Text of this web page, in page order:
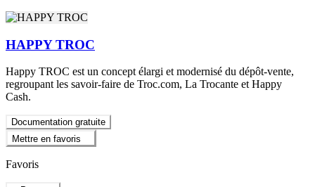
HAPPY TROC
Happy TROC est un concept élargi et modernisé du dépôt-vente,
regroupant les savoir-faire de Troc.com, La Trocante et Happy
Cash.
Documentation gratuite
Mettre en favoris
Favoris